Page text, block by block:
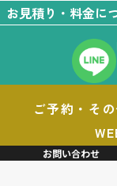
お見積り・料金に
ご予約・そ
お問い合わせ